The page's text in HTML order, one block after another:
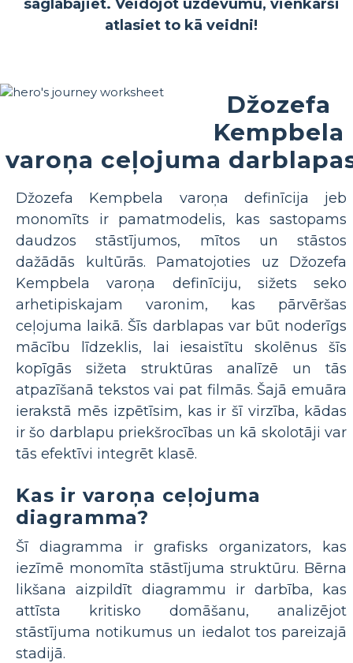
saglabājiet. Veidojot uzdevumu, vienkārši
atlasiet to kā veidni!
Džozefa
Kempbela
varoņa ceļojuma
Džozefa Kempbela varoņa definīcija jeb
monomīts ir pamatmodelis, kas sastopams
daudzos stāstījumos, mītos un stāstos
dažādās kultūrās. Pamatojoties uz Džozefa
Kempbela varoņa definīciju, sižets seko
arhetipiskajam varonim, kas pārvēršas
ceļojuma laikā. Šīs darblapas var būt noderīgs
mācību līdzeklis, lai iesaistītu skolēnus šīs
kopīgās sižeta struktūras analīzē un tās
atpazīšanā tekstos vai pat filmās. Šajā emuāra
ierakstā mēs izpētīsim, kas ir šī virzība, kādas
ir šo darblapu priekšrocības un kā skolotāji var
tās efektīvi integrēt klasē.
Kas ir varoņa ceļojuma
diagramma?
Šī diagramma ir grafisks organizators, kas
iezīmē monomīta stāstījuma struktūru. Bērna
likšana aizpildīt diagrammu ir darbība, kas
attīsta kritisko domāšanu, analizējot
stāstījuma notikumus un iedalot tos pareizajā
stadijā.